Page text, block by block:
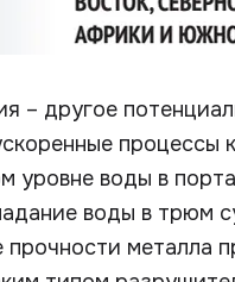
– другое
уровне воды в
воды в трюм
прочности металла